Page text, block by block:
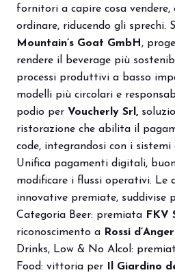
fornitori a capire cosa vendere,
ordinare, riducendo gli sprechi.
Mountain’s Goat GmbH ,
rendere il beverage più
processi produttivi a basso
modelli più circolari e
podio per Voucherly Srl,
ristorazione che abilita il
code, integrandosi con i sistemi
Unifica pagamenti digitali,
modificare i flussi operativi. Le
innovative premiate, suddivise
Categoria Beer: premiata FKV
riconoscimento a Rossi
Drinks, Low & No Alcol:
Food: vittoria per
Il Giardino